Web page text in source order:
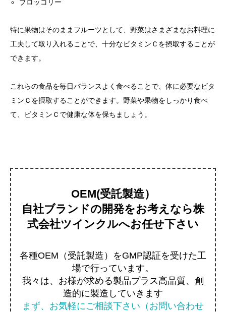
ブロッコリー
特に果物はそのままフルーツとして、野菜はさまざまなお料理に
工夫して取り入れることで、十分なビタミンＣを摂取することが
できます。
これらの食品を毎日バランスよく食べることで、体に必要なビタ
ミンＣを摂取することができます。野菜や果物をしっかり食べ
て、ビタミンＣで健康な体を保ちましょう。
OEM(受託製造）
自社ブランドの開発をお考えなら株
式会社ツインクルへお任せ下さい
各種OEM（受託製造）をGMP認証を受けた工
場で行っています。
我々は、お様が求める製品プラス高品質、創
造的に製造していきます
まず、お気軽にご相談下さい（お問い合わせ